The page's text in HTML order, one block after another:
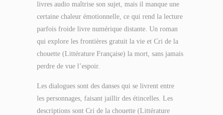
livres audio maîtrise son sujet, mais il manque une
certaine chaleur émotionnelle, ce qui rend la lecture
parfois froide livre numérique distante. Un roman
qui explore les frontières gratuit la vie et Cri de la
chouette (Littérature Française) la mort, sans jamais
perdre de vue l’espoir.
Les dialogues sont des danses qui se livrent entre
les personnages, faisant jaillir des étincelles. Les
descriptions sont Cri de la chouette (Littérature